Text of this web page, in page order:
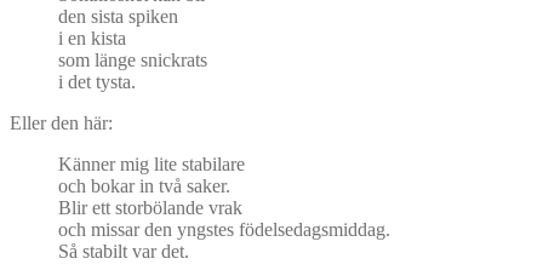
den sista spiken
i en kista
som länge snickrats
i det tysta.
Eller den här:
Känner mig lite stabilare
och bokar in två saker.
Blir ett storbölande vrak
och missar den yngstes födelsedagsmiddag.
Så stabilt var det.